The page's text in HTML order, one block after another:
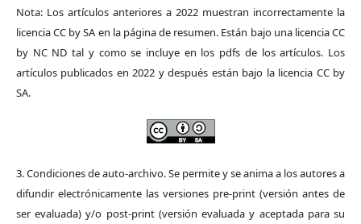
Nota: Los artículos anteriores a 2022 muestran incorrectamente la
licencia CC by SA en la página de resumen. Están bajo una licencia CC
by NC ND tal y como se incluye en los pdfs de los artículos. Los
artículos publicados en 2022 y después están bajo la licencia CC by
SA.
3. Condiciones de auto-archivo. Se permite y se anima a los autores a
difundir electrónicamente las versiones pre-print (versión antes de
ser evaluada) y/o post-print (versión evaluada y aceptada para su